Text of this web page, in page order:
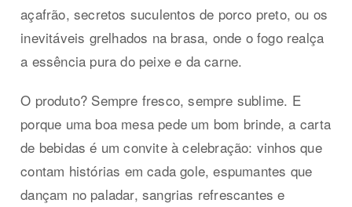
açafrão, secretos suculentos de porco preto, ou os
inevitáveis grelhados na brasa, onde o fogo realça
a essência pura do peixe e da carne.
O produto? Sempre fresco, sempre sublime. E
porque uma boa mesa pede um bom brinde, a carta
de bebidas é um convite à celebração: vinhos que
contam histórias em cada gole, espumantes que
dançam no paladar, sangrias refrescantes e